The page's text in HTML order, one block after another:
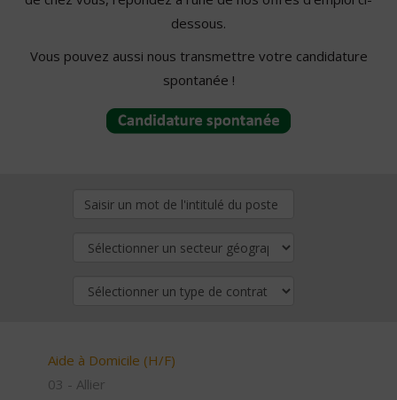
dessous.
Vous pouvez aussi nous transmettre votre candidature
spontanée !
Aide à Domicile (H/F)
03 - Allier